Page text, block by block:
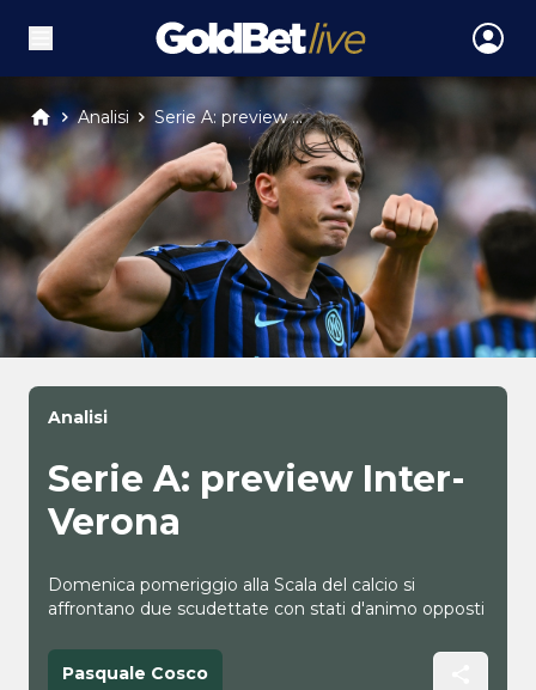
Analisi Serie A: preview ...
Analisi
Serie A: preview Inter-
Verona
Domenica pomeriggio alla Scala del calcio si
affrontano due scudettate con stati d'animo opposti
Pasquale Cosco